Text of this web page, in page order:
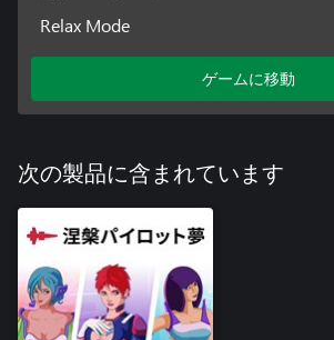
Relax Mode
ゲームに移動
次の製品に含まれています